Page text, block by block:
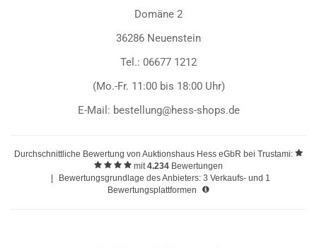
Domäne 2
36286 Neuenstein
Tel.: 06677 1212
(Mo.-Fr. 11:00 bis 18:00 Uhr)
E-Mail: bestellung@hess-shops.de
Durchschnittliche Bewertung von Auktionshaus Hess eGbR bei Trustami:
mit4.234 Bewertungen
Bewertungsgrundlage des Anbieters: 3 Verkaufs- und 1
Bewertungsplattformen